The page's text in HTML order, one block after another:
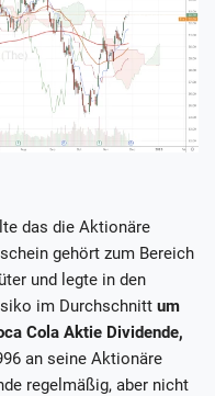
das die Aktionäre
gehört zum Bereich
und legte in den
im Durchschnitt um
Cola Aktie Dividende,
an seine Aktionäre
regelmäßig, aber nicht